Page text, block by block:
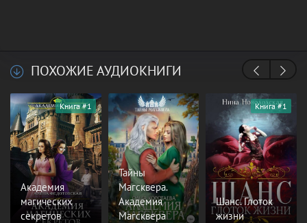
ПОХОЖИЕ АУДИОКНИГИ
Академия
магических
секретов
Книга #1
Тайны
Магсквера.
Академия
Магсквера
Шанс. Глоток
жизни
Книга #1